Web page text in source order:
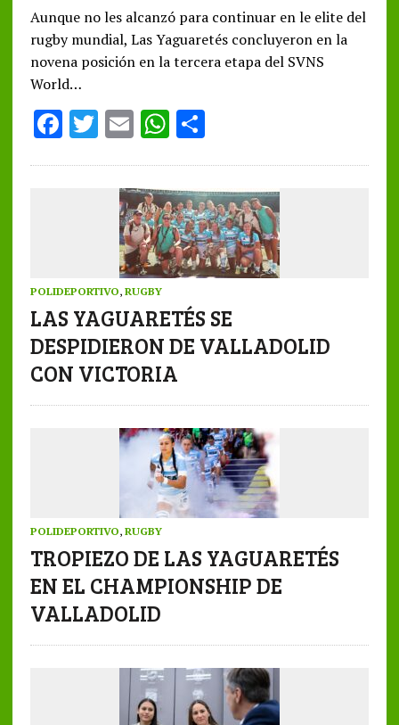
Aunque no les alcanzó para continuar en le elite del
rugby mundial, Las Yaguaretés concluyeron en la
novena posición en la tercera etapa del SVNS
World…
F
k
T
te
E
ai
l
W
at
s
A
p
S
ar
e
POLIDEPORTIVO, RUGBY
LAS YAGUARETÉS SE
DESPIDIERON DE VALLADOLID
CON VICTORIA
POLIDEPORTIVO, RUGBY
TROPIEZO DE LAS YAGUARETÉS
EN EL CHAMPIONSHIP DE
VALLADOLID